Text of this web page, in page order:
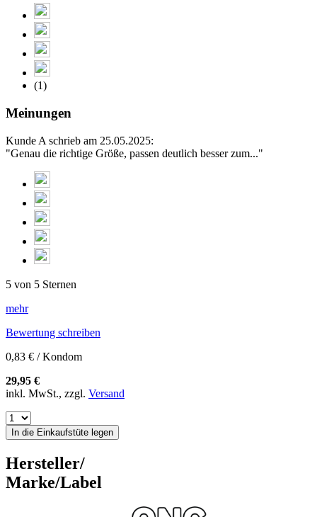
(1)
Meinungen
Kunde A schrieb am 25.05.2025:
"Genau die richtige Größe, passen deutlich besser zum..."
5 von 5 Sternen
mehr
Bewertung schreiben
0,83 € / Kondom
29,95 €
inkl. MwSt., zzgl. Versand
In die Einkaufstüte legen
Hersteller/
Marke/Label